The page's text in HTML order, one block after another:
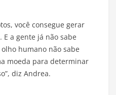
você consegue gerar
E a gente já não sabe
humano não sabe
moeda para determinar
diz Andrea.